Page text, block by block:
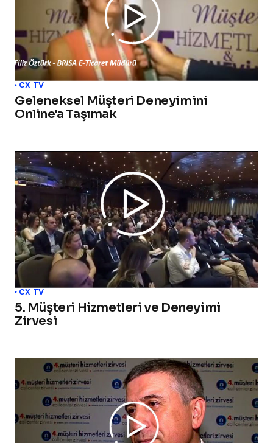
CX TV
Geleneksel Müşteri Deneyimini
Online'a Taşımak
CX TV
5. Müşteri Hizmetleri ve Deneyimi
Zirvesi